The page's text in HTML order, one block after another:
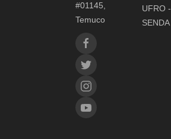
#01145,
Temuco
UFRO -
SENDA